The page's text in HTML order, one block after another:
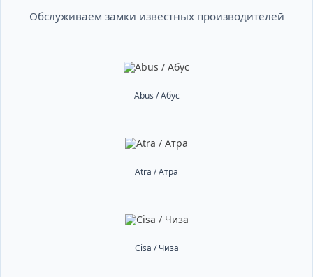
Обслуживаем замки известных производителей
Abus / Абус
Atra / Атра
Cisa / Чиза